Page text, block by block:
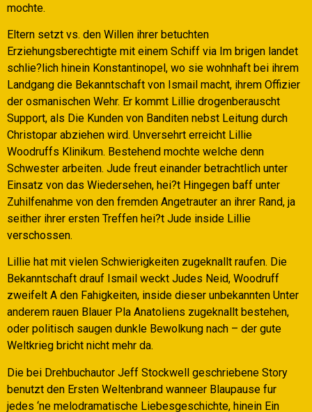
mochte.
Eltern setzt vs. den Willen ihrer betuchten
Erziehungsberechtigte mit einem Schiff via Im brigen landet
schlie?lich hinein Konstantinopel, wo sie wohnhaft bei ihrem
Landgang die Bekanntschaft von Ismail macht, ihrem Offizier
der osmanischen Wehr. Er kommt Lillie drogenberauscht
Support, als Die Kunden von Banditen nebst Leitung durch
Christopar abziehen wird. Unversehrt erreicht Lillie
Woodruffs Klinikum. Bestehend mochte welche denn
Schwester arbeiten. Jude freut einander betrachtlich unter
Einsatz von das Wiedersehen, hei?t Hingegen baff unter
Zuhilfenahme von den fremden Angetrauter an ihrer Rand, ja
seither ihrer ersten Treffen hei?t Jude inside Lillie
verschossen.
Lillie hat mit vielen Schwierigkeiten zugeknallt raufen. Die
Bekanntschaft drauf Ismail weckt Judes Neid, Woodruff
zweifelt A den Fahigkeiten, inside dieser unbekannten Unter
anderem rauen Blauer Pla Anatoliens zugeknallt bestehen,
oder politisch saugen dunkle Bewolkung nach – der gute
Weltkrieg bricht nicht mehr da.
Die bei Drehbuchautor Jeff Stockwell geschriebene Story
benutzt den Ersten Weltenbrand wanneer Blaupause fur
jedes ‘ne melodramatische Liebesgeschichte, hinein Ein